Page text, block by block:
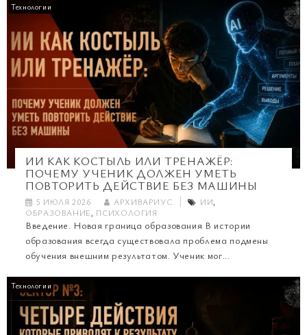
Технологии
ИИ КАК КОСТЫЛЬ ИЛИ ТРЕНАЖЁР:
ПОЧЕМУ УЧЕНИК ДОЛЖЕН УМЕТЬ
ПОВТОРИТЬ ДЕЙСТВИЕ БЕЗ МАШИНЫ
5 ИЮЛЯ 2026 АРХИВАРИУС ИИ,
ОБРАЗОВАНИЕ, ПСИХОЛОГИЯ
Введение. Новая граница образования В истории
образования всегда существовала проблема подмены
обучения внешним результатом. Ученик мог...
Технологии